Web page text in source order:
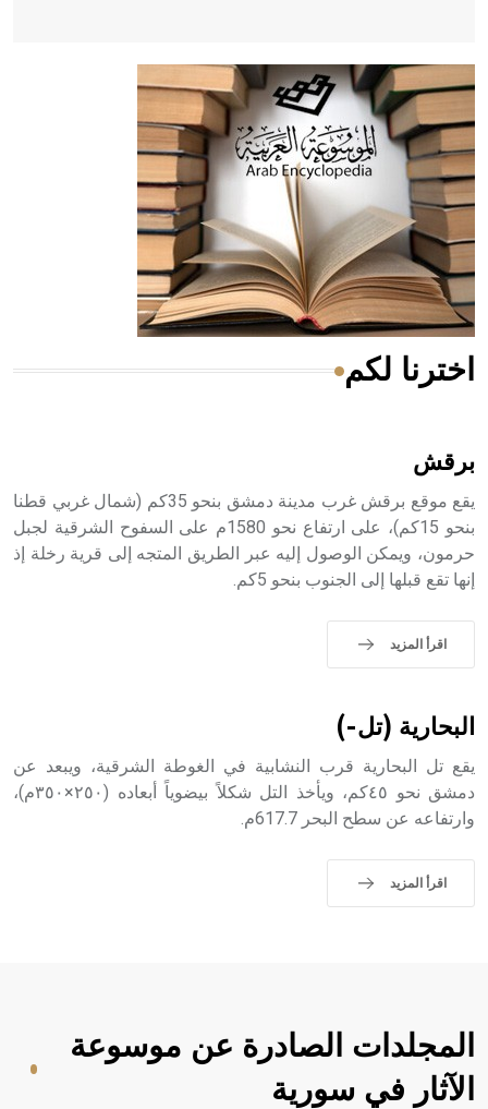
- هل تعلم أن أبقراط كتب في الطب أربعة مؤلفات هي:
الحكم، الأدلة، تنظيم التغذية، ورسالته في جروح الرأس. ويعود
له الفضل بأنه حرر الطب من الدين والفلسفة.
- هل تعلم أن المرجان إفراز حيواني يتكون في البحر ويتركب
من مادة كربونات الكلسيوم، وهو أحمر أو شديد الحمرة وهو
أجود أنواعه، ويمتاز بكبر الحجم ويسمى الش
هل تعلم أن الأبسيد كلمة فرنسية اللفظ تم اعتمادها مصطلحاً
- هل تعلم أن أبجر Abgar اسم معروف جيداً يعود إلى عدد من
الملوك الذين حكموا مدينة إديسا (الرها) من أبجر الأول وحتى
sign تكتب منفصلة غير متصلة، وتعتمد المبدأ الأكوروفوني،
حيث تقتصر القيمة الصوتية للعلامة الك
اخترنا لكم
برقش
يقع موقع برقش غرب مدينة دمشق بنحو 35كم (شمال غربي قطنا
بنحو 15كم)، على ارتفاع نحو 1580م على السفوح الشرقية لجبل
حرمون، ويمكن الوصول إليه عبر الطريق المتجه إلى قرية رخلة إذ
إنها تقع قبلها إلى الجنوب بنحو 5كم.
اقرأ المزيد
البحارية (تل-)
يقع تل البحارية قرب النشابية في الغوطة الشرقية، ويبعد عن
دمشق نحو ٤٥كم، ويأخذ التل شكلاً بيضوياً أبعاده (٢٥٠×٣٥٠م)،
وارتفاعه عن سطح البحر 617.7م.
اقرأ المزيد
المجلدات الصادرة عن موسوعة
الآثار في سورية